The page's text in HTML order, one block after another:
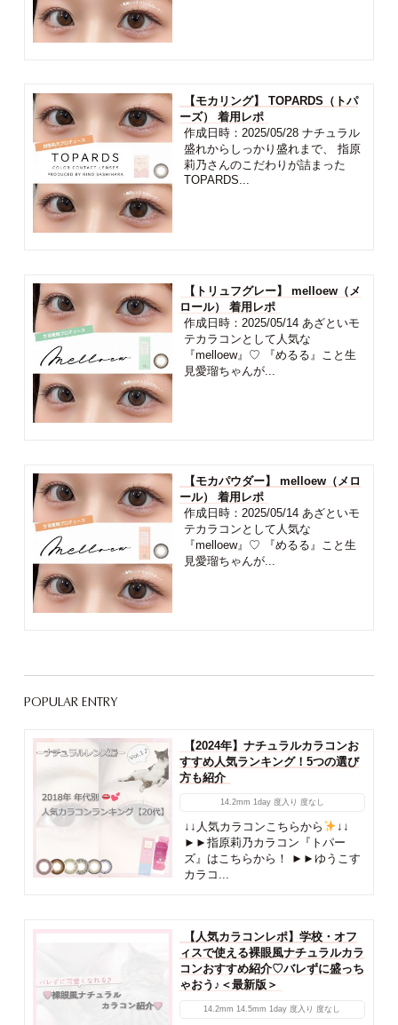
【モカリング】 TOPARDS（トパ
ーズ） 着用レポ
作成日時：2025/05/28 ナチュラル
盛れからしっかり盛れまで、 指原
莉乃さんのこだわりが詰まった
TOPARDS...
【トリュフグレー】 melloew（メ
ロール） 着用レポ
作成日時：2025/05/14 あざといモ
テカラコンとして人気な
『melloew』♡ 『めるる』こと生
見愛瑠ちゃんが...
【モカパウダー】 melloew（メロ
ール） 着用レポ
作成日時：2025/05/14 あざといモ
テカラコンとして人気な
『melloew』♡ 『めるる』こと生
見愛瑠ちゃんが...
POPULAR ENTRY
【2024年】ナチュラルカラコンお
すすめ人気ランキング！5つの選び
方も紹介
14.2mm 1day 度入り 度なし
↓↓人気カラコンこちらから
↓↓
►►指原莉乃カラコン『トパー
ズ』はこちらから！ ►►ゆうこす
カラコ...
【人気カラコンレポ】学校・オフ
ィスで使える裸眼風ナチュラルカラ
コンおすすめ紹介♡バレずに盛っち
ゃおう♪＜最新版＞
14.2mm 14.5mm 1day 度入り 度なし